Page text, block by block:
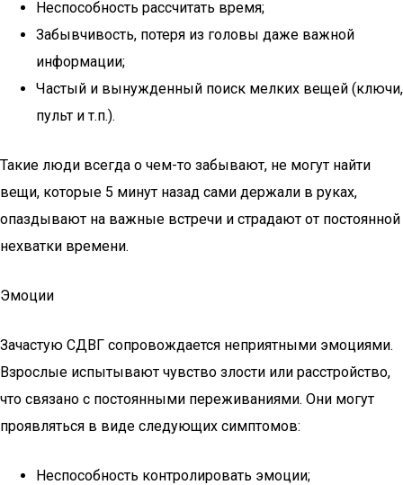
Неспособность рассчитать время;
Забывчивость, потеря из головы даже важной
информации;
Частый и вынужденный поиск мелких вещей (ключи,
пульт и т.п.).
Такие люди всегда о чем-то забывают, не могут найти
вещи, которые 5 минут назад сами держали в руках,
опаздывают на важные встречи и страдают от постоянной
нехватки времени.
Эмоции
Зачастую СДВГ сопровождается неприятными эмоциями.
Взрослые испытывают чувство злости или расстройство,
что связано с постоянными переживаниями. Они могут
проявляться в виде следующих симптомов:
Неспособность контролировать эмоции;